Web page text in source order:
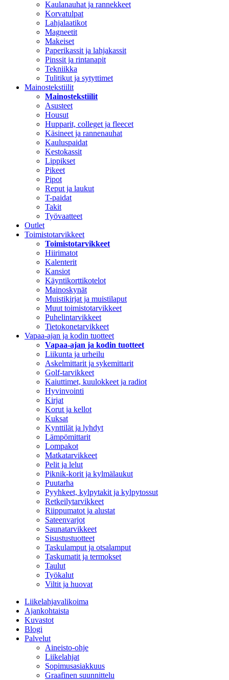
Kaulanauhat ja rannekkeet
Korvatulpat
Lahjalaatikot
Magneetit
Makeiset
Paperikassit ja lahjakassit
Pinssit ja rintanapit
Tekniikka
Tulitikut ja sytyttimet
Mainostekstiilit
Mainostekstiilit
Asusteet
Housut
Hupparit, colleget ja fleecet
Käsineet ja rannenauhat
Kauluspaidat
Kestokassit
Lippikset
Pikeet
Pipot
Reput ja laukut
T-paidat
Takit
Työvaatteet
Outlet
Toimistotarvikkeet
Toimistotarvikkeet
Hiirimatot
Kalenterit
Kansiot
Käyntikorttikotelot
Mainoskynät
Muistikirjat ja muistilaput
Muut toimistotarvikkeet
Puhelintarvikkeet
Tietokonetarvikkeet
Vapaa-ajan ja kodin tuotteet
Vapaa-ajan ja kodin tuotteet
Liikunta ja urheilu
Askelmittarit ja sykemittarit
Golf-tarvikkeet
Kaiuttimet, kuulokkeet ja radiot
Hyvinvointi
Kirjat
Korut ja kellot
Kuksat
Kynttilät ja lyhdyt
Lämpömittarit
Lompakot
Matkatarvikkeet
Pelit ja lelut
Piknik-korit ja kylmälaukut
Puutarha
Pyyhkeet, kylpytakit ja kylpytossut
Retkeilytarvikkeet
Riippumatot ja alustat
Sateenvarjot
Saunatarvikkeet
Sisustustuotteet
Taskulamput ja otsalamput
Taskumatit ja termokset
Taulut
Työkalut
Viltit ja huovat
Liikelahjavalikoima
Ajankohtaista
Kuvastot
Blogi
Palvelut
Aineisto-ohje
Liikelahjat
Sopimusasiakkuus
Graafinen suunnittelu